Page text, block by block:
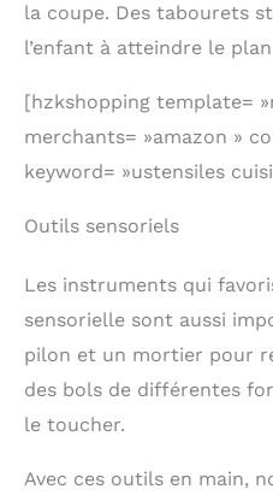
la coupe. Des tabourets
l’enfant à atteindre le
[hzkshopping template=
merchants= »amazon »
keyword= »ustensiles
Outils sensoriels
Les instruments qui
sensorielle sont aussi
pilon et un mortier pour
des bols de différentes
le toucher.
Avec ces outils en main,